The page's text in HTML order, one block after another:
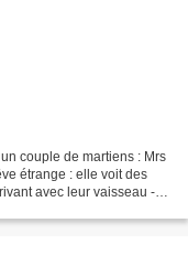
couple de martiens : Mrs
étrange : elle voit des
avec leur vaisseau -